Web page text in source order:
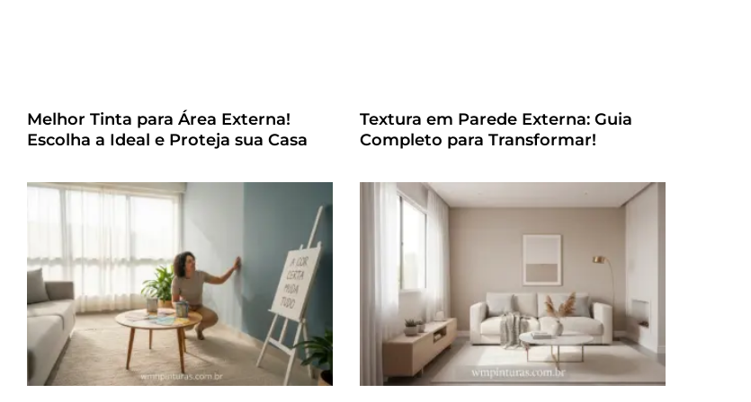
Melhor Tinta para Área Externa!
Escolha a Ideal e Proteja sua Casa
Textura em Parede Externa: Guia
Completo para Transformar!